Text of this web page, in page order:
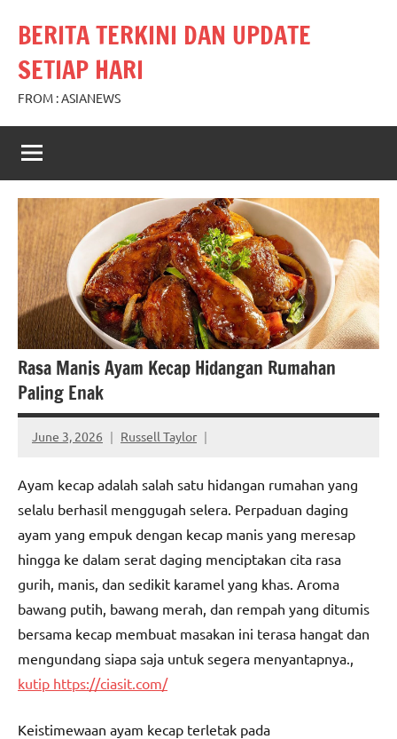
content
BERITA TERKINI DAN UPDATE
SETIAP HARI
FROM : ASIANEWS
Rasa Manis Ayam Kecap Hidangan Rumahan
Paling Enak
June 3, 2026 Russell Taylor
Ayam kecap adalah salah satu hidangan rumahan yang
selalu berhasil menggugah selera. Perpaduan daging
ayam yang empuk dengan kecap manis yang meresap
hingga ke dalam serat daging menciptakan cita rasa
gurih, manis, dan sedikit karamel yang khas. Aroma
bawang putih, bawang merah, dan rempah yang ditumis
bersama kecap membuat masakan ini terasa hangat dan
mengundang siapa saja untuk segera menyantapnya.,
kutip https://ciasit.com/
Keistimewaan ayam kecap terletak pada